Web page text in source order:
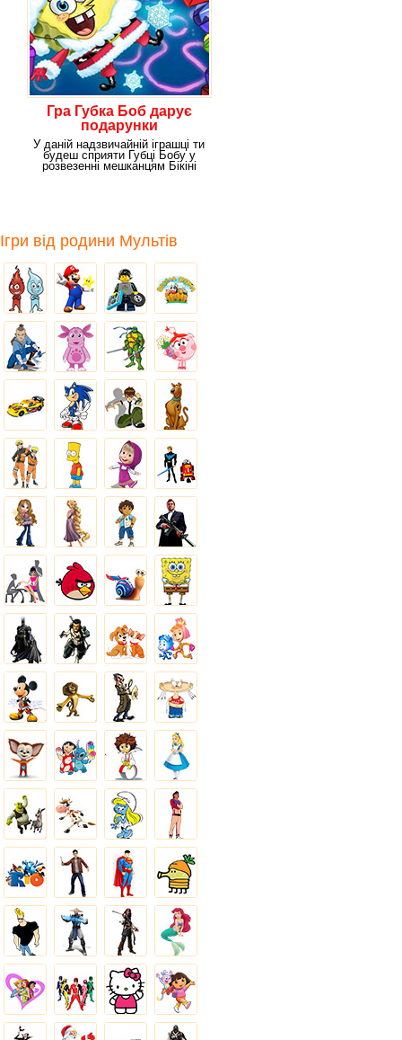
Гра Губка Боб дарує
подарунки
У даній надзвичайній іграшці ти
будеш сприяти Губці Бобу у
розвезенні мешканцям Бікіні
Ігри від родини Мультів